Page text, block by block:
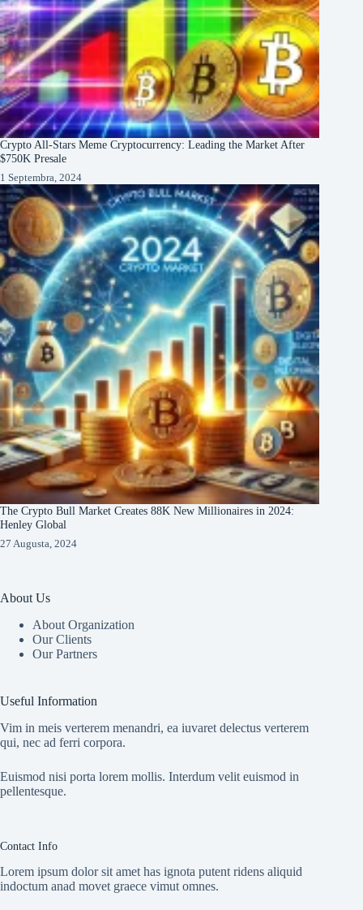
Crypto All-Stars Meme Cryptocurrency: Leading the Market After
$750K Presale
1 Septembra, 2024
The Crypto Bull Market Creates 88K New Millionaires in 2024:
Henley Global
27 Augusta, 2024
About Us
About Organization
Our Clients
Our Partners
Useful Information
Vim in meis verterem menandri, ea iuvaret delectus verterem
qui, nec ad ferri corpora.
Euismod nisi porta lorem mollis. Interdum velit euismod in
pellentesque.
Contact Info
Lorem ipsum dolor sit amet has ignota putent ridens aliquid
indoctum anad movet graece vimut omnes.